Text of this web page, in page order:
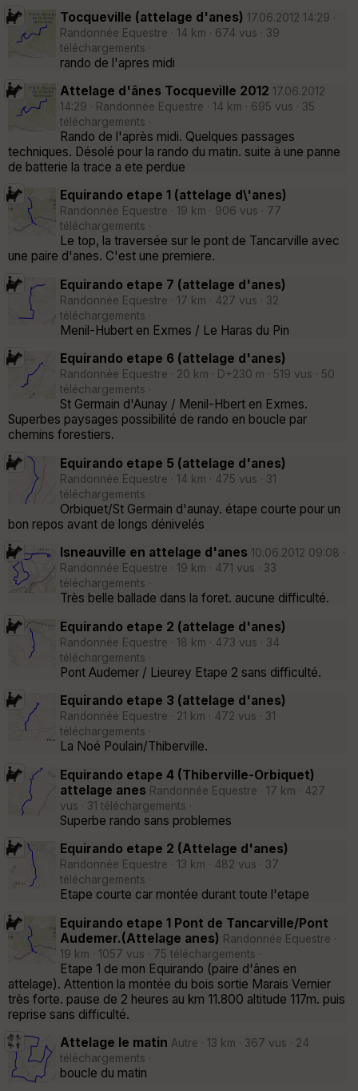
Tocqueville (attelage d'anes) 17.06.2012 14:29 ·
Randonnée Equestre · 14 km · 674 vus · 39
téléchargements ·
rando de l'apres midi
Attelage d'ânes Tocqueville 2012 17.06.2012
14:29 · Randonnée Equestre · 14 km · 695 vus · 35
téléchargements ·
Rando de l'après midi. Quelques passages
techniques. Désolé pour la rando du matin. suite à une panne
de batterie la trace a ete perdue
Equirando etape 1 (attelage d\'anes)
Randonnée Equestre · 19 km · 906 vus · 77
téléchargements ·
Le top, la traversée sur le pont de Tancarville avec
une paire d'anes. C'est une premiere.
Equirando etape 7 (attelage d'anes)
Randonnée Equestre · 17 km · 427 vus · 32
téléchargements ·
Menil-Hubert en Exmes / Le Haras du Pin
Equirando etape 6 (attelage d'anes)
Randonnée Equestre · 20 km · D+230 m · 519 vus · 50
téléchargements ·
St Germain d'Aunay / Menil-Hbert en Exmes.
Superbes paysages possibilité de rando en boucle par
chemins forestiers.
Equirando etape 5 (attelage d'anes)
Randonnée Equestre · 14 km · 475 vus · 31
téléchargements ·
Orbiquet/St Germain d'aunay. étape courte pour un
bon repos avant de longs dénivelés
Isneauville en attelage d'anes 10.06.2012 09:08 ·
Randonnée Equestre · 19 km · 471 vus · 33
téléchargements ·
Très belle ballade dans la foret. aucune difficulté.
Equirando etape 2 (attelage d'anes)
Randonnée Equestre · 18 km · 473 vus · 34
téléchargements ·
Pont Audemer / Lieurey Etape 2 sans difficulté.
Equirando etape 3 (attelage d'anes)
Randonnée Equestre · 21 km · 472 vus · 31
téléchargements ·
La Noé Poulain/Thiberville.
Equirando etape 4 (Thiberville-Orbiquet)
attelage anes Randonnée Equestre · 17 km · 427
vus · 31 téléchargements ·
Superbe rando sans problemes
Equirando etape 2 (Attelage d'anes)
Randonnée Equestre · 13 km · 482 vus · 37
téléchargements ·
Etape courte car montée durant toute l'etape
Equirando etape 1 Pont de Tancarville/Pont
Audemer.(Attelage anes) Randonnée Equestre ·
19 km · 1057 vus · 75 téléchargements ·
Etape 1 de mon Equirando (paire d'ânes en
attelage). Attention la montée du bois sortie Marais Vernier
très forte. pause de 2 heures au km 11.800 altitude 117m. puis
reprise sans difficulté.
Attelage le matin Autre · 13 km · 367 vus · 24
téléchargements ·
boucle du matin